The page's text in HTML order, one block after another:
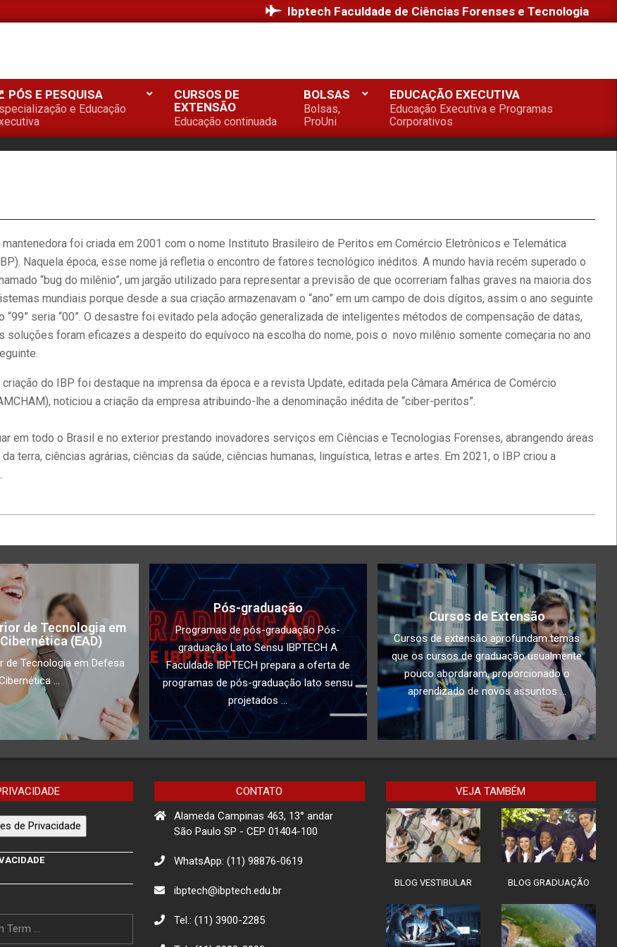
Ibptech Faculdade de Ciências Forenses e Tecnologia
PÓS E PESQUISA
e Educação
CURSOS DE
EXTENSÃO
Educação continuada
BOLSAS
Bolsas,
ProUni
EDUCAÇÃO EXECUTIVA
Educação Executiva e Programas
Corporativos
mantenedora foi criada em 2001 com o nome Instituto Brasileiro de Peritos em Comércio Eletrônicos e Telemática
Naquela época, esse nome já refletia o encontro de fatores tecnológico inéditos. A mundo havia recém superado o
“bug do milênio”, um jargão utilizado para representar a previsão de que ocorreriam falhas graves na maioria dos
mundiais porque desde a sua criação armazenavam o “ano” em um campo de dois dígitos, assim o ano seguinte
“99” seria “00”. O desastre foi evitado pela adoção generalizada de inteligentes métodos de compensação de datas,
soluções foram eficazes a despeito do equívoco na escolha do nome, pois o novo milênio somente começaria no ano
criação do IBP foi destaque na imprensa da época e a revista Update, editada pela Câmara América de Comércio
noticiou a criação da empresa atribuindo-lhe a denominação inédita de “ciber-peritos”.
em todo o Brasil e no exterior prestando inovadores serviços em Ciências e Tecnologias Forenses, abrangendo áreas
terra, ciências agrárias, ciências da saúde, ciências humanas, linguística, letras e artes. Em 2021, o IBP criou a
de Tecnologia em
(EAD)
de Tecnologia em Defesa
...
Pós-graduação
Programas de pós-graduação Pós-
graduação Lato Sensu IBPTECH A
Faculdade IBPTECH prepara a oferta de
programas de pós-graduação lato sensu
projetados ...
Cursos de Extensão
Cursos de extensão aprofundam temas
que os cursos de graduação usualmente
pouco abordaram, proporcionado o
aprendizado de novos assuntos ...
de Privacidade
CONTATO
Alameda Campinas 463, 13° andar
São Paulo SP - CEP 01404-100
WhatsApp: (11) 98876-0619
ibptech@ibptech.edu.br
Tel.: (11) 3900-2285
VEJA TAMBÉM
BLOG VESTIBULAR BLOG GRADUAÇÃO